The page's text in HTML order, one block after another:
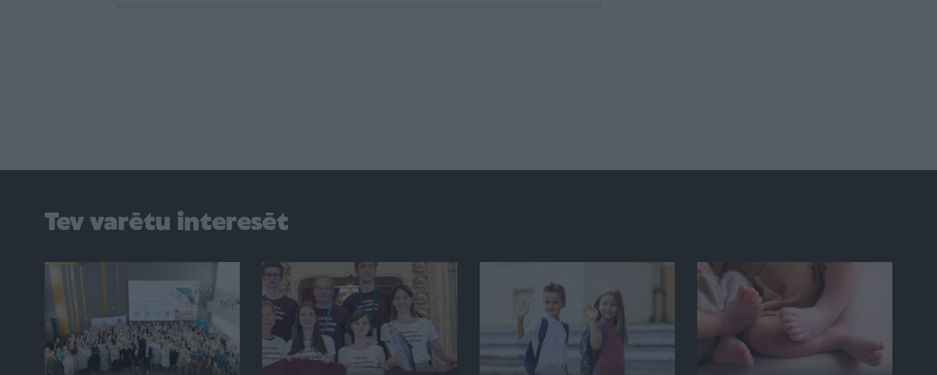
Tev varētu interesēt